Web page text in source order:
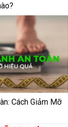
Cách Giảm Mỡ